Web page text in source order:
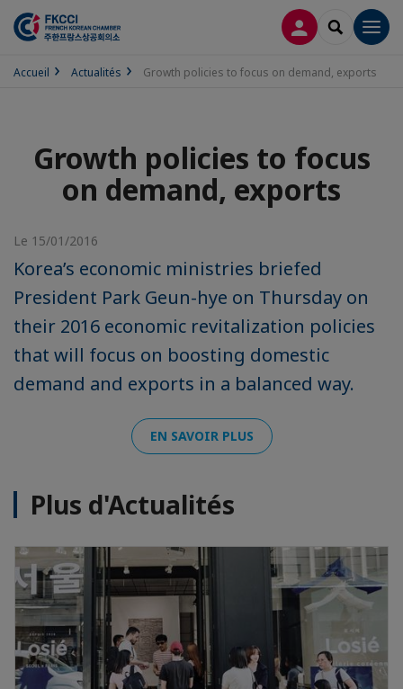
CONNEXION
Accueil Actualités Growth policies to focus on demand, exports
Growth policies to focus
on demand, exports
Le 15/01/2016
Korea’s economic ministries briefed
President Park Geun-hye on Thursday on
their 2016 economic revitalization policies
that will focus on boosting domestic
demand and exports in a balanced way.
EN SAVOIR PLUS
Plus d'Actualités